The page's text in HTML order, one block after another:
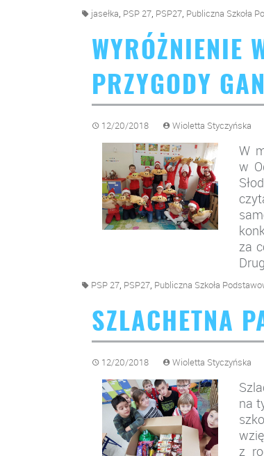
jasełka PSP 27 PSP27 Publiczna Szkoła
WYRÓŻNIENIE
PRZYGODY
12/20/2018 Wioletta Styczyńska
W
w
za
PSP 27 PSP27 Publiczna Szkoła
SZLACHETNA
12/20/2018 Wioletta Styczyńska
na
z